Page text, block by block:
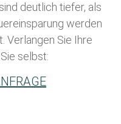
deutlich tiefer, als
werden
Verlangen Sie Ihre
selbst: